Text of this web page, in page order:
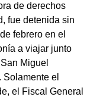
de derechos
fue detenida sin
febrero en el
a viajar junto
Miguel
el
el Fiscal General